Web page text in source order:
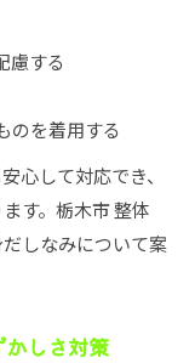
慮する
のを着用する
心して対応でき、
す。栃木市 整体
しなみについて案
しさ対策